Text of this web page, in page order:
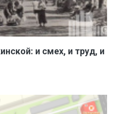
и смех, и труд, и